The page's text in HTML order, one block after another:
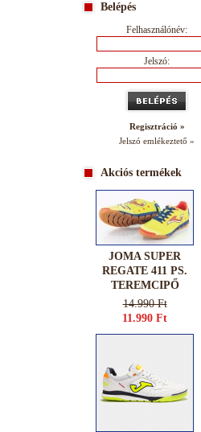
Belépés
Felhasználónév:
Jelszó:
Regisztráció »
Jelszó emlékeztető »
Akciós termékek
JOMA SUPER
REGATE 411 PS.
TEREMCIPŐ
14.990 Ft
11.990 Ft